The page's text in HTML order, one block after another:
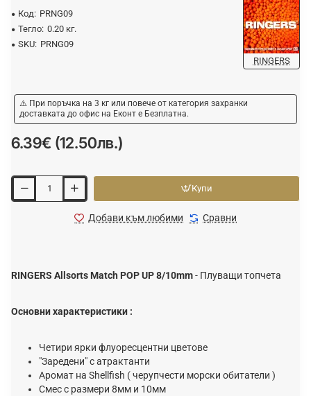
Код: PRNG09
Тегло: 0.20 кг.
SKU: PRNG09
RINGERS
⚠️ При поръчка на 3 кг или повече от категория захранки
доставката до офис на Еконт е Безплатна.
6.39€ (12.50лв.)
Купи
Добави към любими Сравни
RINGERS Allsorts Match POP UP 8/10mm- Плуващи топчета
Основни характеристики :
Четири ярки флуоресцентни цветове
"Заредени" с атрактанти
Аромат на Shellfish ( черупчести морски обитатели )
Смес с размери 8мм и 10мм